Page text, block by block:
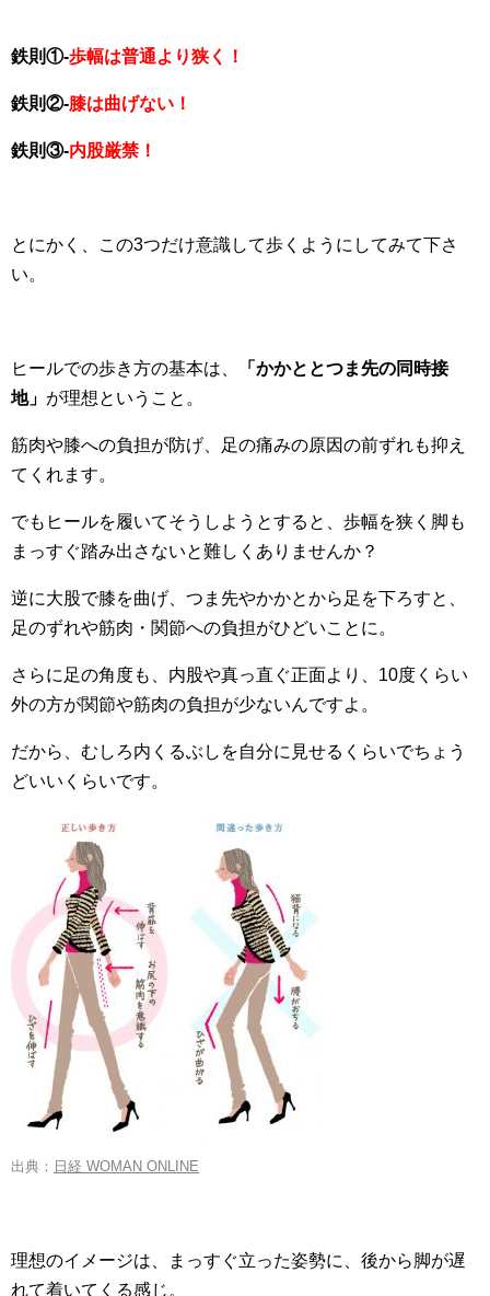
鉄則①-歩幅は普通より狭く！
鉄則②-膝は曲げない！
鉄則③-内股厳禁！
とにかく、この3つだけ意識して歩くようにしてみて下さ
い。
ヒールでの歩き方の基本は、
「かかととつま先の同時接
地」 が理想ということ。
筋肉や膝への負担が防げ、足の痛みの原因の前ずれも抑え
てくれます。
でもヒールを履いてそうしようとすると、歩幅を狭く脚も
まっすぐ踏み出さないと難しくありませんか？
逆に大股で膝を曲げ、つま先やかかとから足を下ろすと、
足のずれや筋肉・関節への負担がひどいことに。
さらに足の角度も、内股や真っ直ぐ正面より、10度くらい
外の方が関節や筋肉の負担が少ないんですよ。
だから、むしろ内くるぶしを自分に見せるくらいでちょう
どいいくらいです。
出典： 日経 WOMAN ONLINE
理想のイメージは、まっすぐ立った姿勢に、後から脚が遅
れて着いてくる感じ。